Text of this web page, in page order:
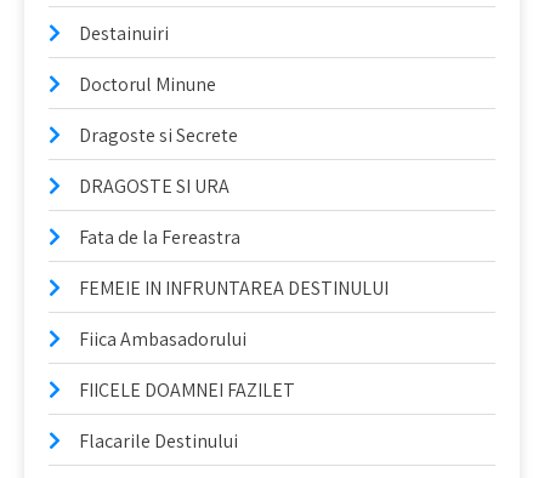
Destainuiri
Doctorul Minune
Dragoste si Secrete
DRAGOSTE SI URA
Fata de la Fereastra
FEMEIE IN INFRUNTAREA DESTINULUI
Fiica Ambasadorului
FIICELE DOAMNEI FAZILET
Flacarile Destinului